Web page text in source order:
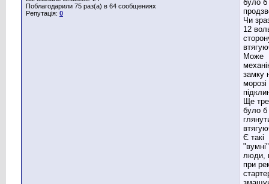
Поблагодарили 75 раз(а) в 64 сообщениях
Репутація: 0
було б
Чи
12
Може
замку
морозі
Ще
було б
Є такі
"вумні"
люди,
при